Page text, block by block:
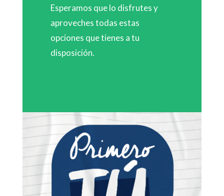
Esperamos que lo disfrutes y
aproveches todas estas
opciones que tienes a tu
disposición.